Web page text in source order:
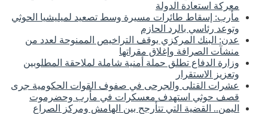
معركة استعادة الدولة
مأرب: إسقاط طائرات مسيرة وسط تصعيد لميليشيا الحوثي
وتوعد رئاسي بالرد الحازم
عدن: البنك المركزي يوقف التراخيص الممنوحة لعدد من
منشآت الصرافة وإغلاق مقراتها
وزارة الدفاع تطلق حملة أمنية شاملة لملاحقة المطلوبين
وتعزيز الاستقرار
عشرات القتلى والجرحى في صفوف القوات الحكومية جرى
قصف حوثي استهدف معسكرات في مأرب وحضرموت
اليمن.. القضية التي تتأرجح بين الهامش ومركز الصراع